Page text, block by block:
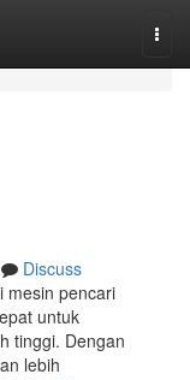
Discuss
mesin pencari
untuk
tinggi. Dengan
lebih